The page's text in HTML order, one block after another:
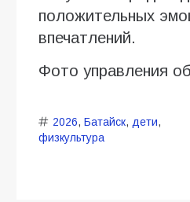
положительных
впечатлений.
Фото управления
2026, Батайск, дети,
физкультура